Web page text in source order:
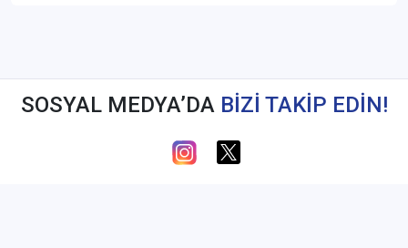
SOSYAL MEDYA’DA BİZİ TAKİP EDİN!